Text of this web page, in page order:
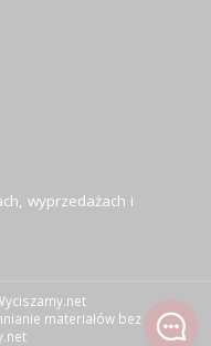
wyprzedażach i
materiałów bez zgody